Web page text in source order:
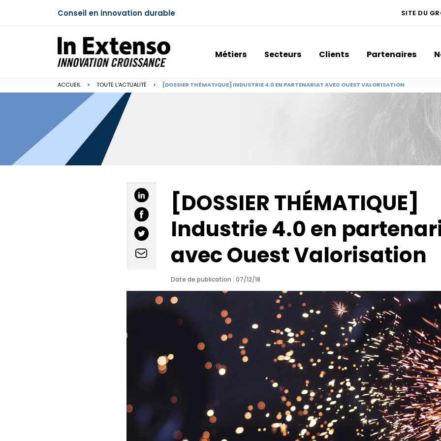
Conseil en innovation durable SITE DU
Métiers Secteurs Clients Partenaires
ACCUEIL > TOUTE L'ACTUALITÉ > [DOSSIER THÉMATIQUE] INDUSTRIE 4.0 EN PARTENARIAT AVEC OUEST VALORISATION
[DOSSIER THÉMATIQUE]
Industrie 4.0 en
avec Ouest Valorisation
Date de publication : 07/12/18